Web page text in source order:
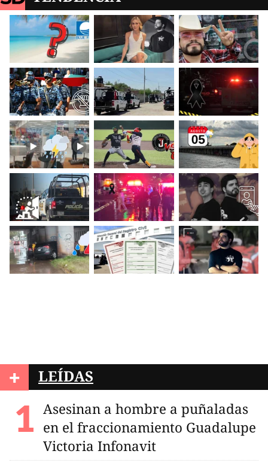
+ LEÍDAS
Asesinan a hombre a puñaladas
en el fraccionamiento Guadalupe
Victoria Infonavit